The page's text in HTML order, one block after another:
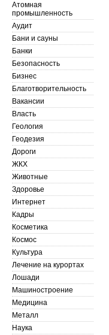
Атомная
промышленность
Аудит
Бани и сауны
Банки
Безопасность
Бизнес
Благотворительность
Вакансии
Власть
Геология
Геодезия
Дороги
ЖКХ
Животные
Здоровье
Интернет
Кадры
Косметика
Космос
Культура
Лечение на курортах
Лошади
Машиностроение
Медицина
Металл
Наука